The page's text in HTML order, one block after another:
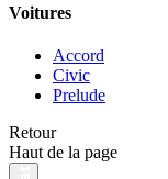
Voitures
Accord
Civic
Prelude
Retour
Haut de la page